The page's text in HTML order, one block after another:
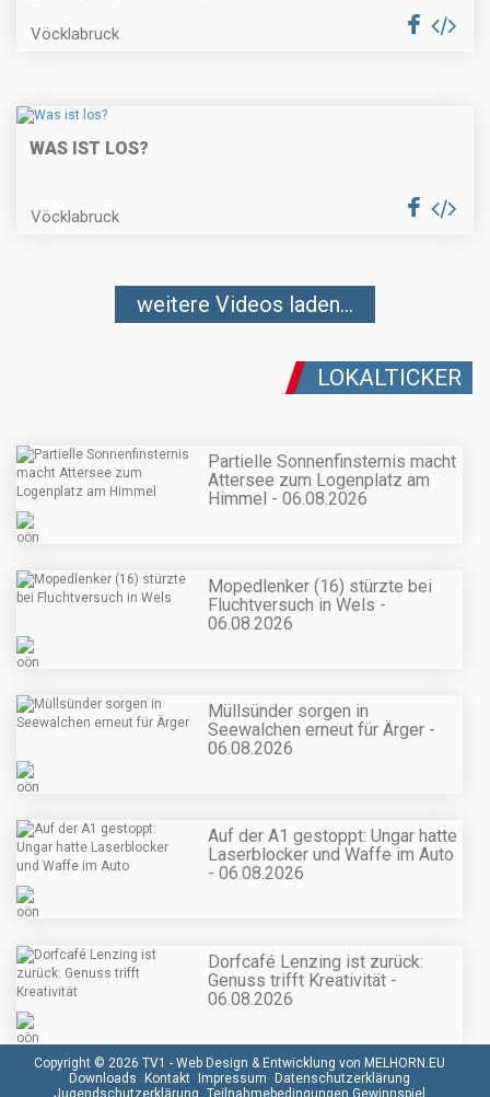
Vöcklabruck
WAS IST LOS?
Vöcklabruck
weitere Videos laden...
LOKALTICKER
Partielle Sonnenfinsternis macht
Attersee zum Logenplatz am
Himmel - 06.08.2026
Mopedlenker (16) stürzte bei
Fluchtversuch in Wels -
06.08.2026
Müllsünder sorgen in
Seewalchen erneut für Ärger -
06.08.2026
Auf der A1 gestoppt: Ungar hatte
Laserblocker und Waffe im Auto
- 06.08.2026
Dorfcafé Lenzing ist zurück:
Genuss trifft Kreativität -
06.08.2026
Copyright © 2026 TV1 - Web Design & Entwicklung von MELHORN.EU
Downloads Kontakt Impressum Datenschutzerklärung
Jugendschutzerklärung Teilnahmebedingungen Gewinnspiel